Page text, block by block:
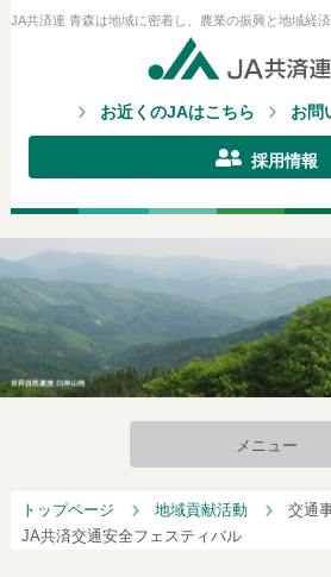
JA共済連 青森は地域に密着し、農業の振興と地域経
お近くのJAはこちら お問
採用情報
メニュー
トップページ 地域貢献活動
交通
JA共済交通安全フェスティバル